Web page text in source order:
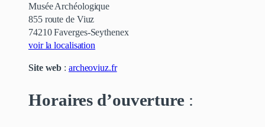
Musée Archéologique
855 route de Viuz
74210 Faverges-Seythenex
voir la localisation
Site web : archeoviuz.fr
Horaires d’ouverture :